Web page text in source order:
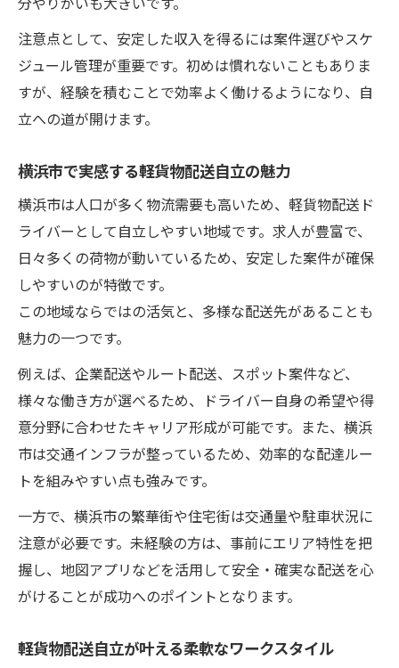
注意点として、安定した収入を得るには案件選びやスケ
ジュール管理が重要です。初めは慣れないこともありま
すが、経験を積むことで効率よく働けるようになり、自
立への道が開けます。
横浜市で実感する軽貨物配送自立の魅力
横浜市は人口が多く物流需要も高いため、軽貨物配送ド
ライバーとして自立しやすい地域です。求人が豊富で、
日々多くの荷物が動いているため、安定した案件が確保
しやすいのが特徴です。
この地域ならではの活気と、多様な配送先があることも
魅力の一つです。
例えば、企業配送やルート配送、スポット案件など、
様々な働き方が選べるため、ドライバー自身の希望や得
意分野に合わせたキャリア形成が可能です。また、横浜
市は交通インフラが整っているため、効率的な配達ルー
トを組みやすい点も強みです。
一方で、横浜市の繁華街や住宅街は交通量や駐車状況に
注意が必要です。未経験の方は、事前にエリア特性を把
握し、地図アプリなどを活用して安全・確実な配送を心
がけることが成功へのポイントとなります。
軽貨物配送自立が叶える柔軟なワークスタイル